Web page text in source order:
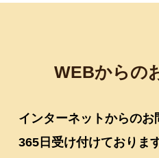
WEBからの
インターネットからのお
365日受け付けております